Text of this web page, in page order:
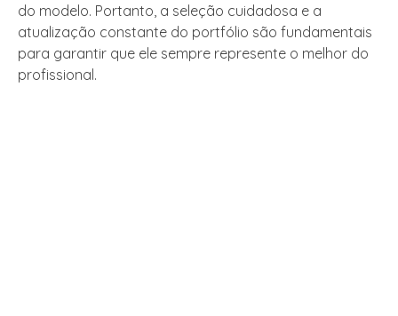
do modelo. Portanto, a seleção cuidadosa e a
atualização constante do portfólio são fundamentais
para garantir que ele sempre represente o melhor do
profissional.